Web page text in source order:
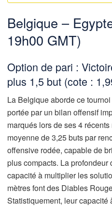
Belgique –
19h00 GMT)
Option de pari :
plus 1,5 but (cote :
La Belgique aborde ce
portée par un bilan offensif
marqués lors de ses 4
moyenne de 3,25 buts par
offensive rodée, capable de
plus compacts. La profondeur
capacité à multiplier les
mètres font des Diables
Statistiquement, leur capacité